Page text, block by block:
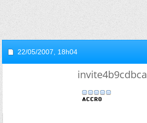
22/05/2007, 18h04
invite4b9cdbca